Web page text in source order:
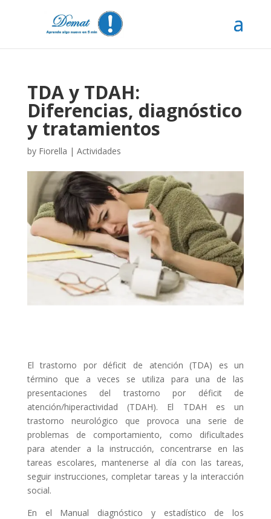
TDA y TDAH:
Diferencias, diagnóstico
y tratamientos
by Fiorella | Actividades
El trastorno por déficit de atención (TDA) es un
término que a veces se utiliza para una de las
presentaciones del trastorno por déficit de
atención/hiperactividad (TDAH). El TDAH es un
trastorno neurológico que provoca una serie de
problemas de comportamiento, como dificultades
para atender a la instrucción, concentrarse en las
tareas escolares, mantenerse al día con las tareas,
seguir instrucciones, completar tareas y la interacción
social.
En el Manual diagnóstico y estadístico de los